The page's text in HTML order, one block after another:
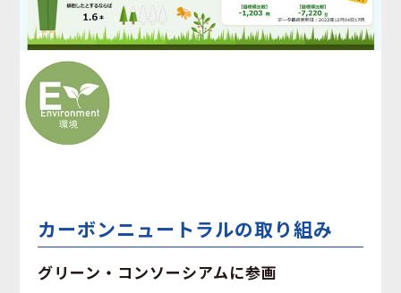
カーボンニュートラルの取り組み
グリーン・コンソーシアムに参画